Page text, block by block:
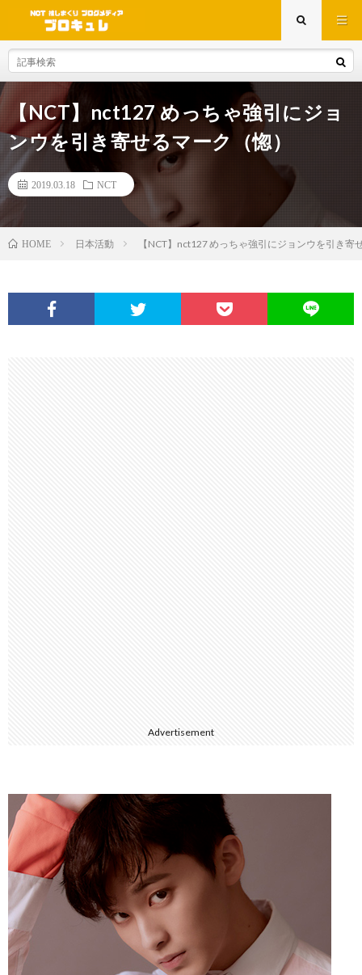
【NCT】nct127 めっちゃ強引にジョ
ンウを引き寄せるマーク（惚）
2019.03.18 NCT
HOME 日本活動 【NCT】nct127 めっちゃ強引にジョンウを引き寄
Advertisement